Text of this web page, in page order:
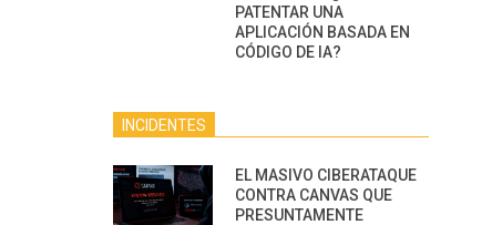
PATENTAR UNA
APLICACIÓN BASADA EN
CÓDIGO DE IA?
INCIDENTES
EL MASIVO CIBERATAQUE
CONTRA CANVAS QUE
PRESUNTAMENTE